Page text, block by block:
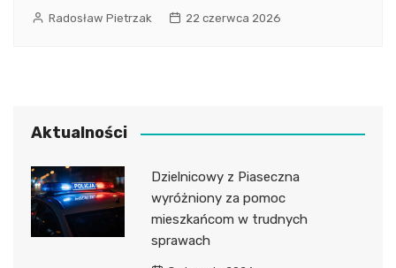
Radosław Pietrzak 22 czerwca 2026
Aktualności
Dzielnicowy z Piaseczna
wyróżniony za pomoc
mieszkańcom w trudnych
sprawach